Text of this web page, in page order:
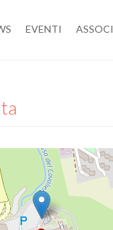
EVENTI